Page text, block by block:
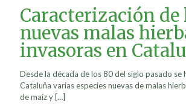
Caracterización de
nuevas malas
invasoras en
Desde la década de los 80 del siglo pasado se
Cataluña varias especies nuevas de malas
de maíz y […]